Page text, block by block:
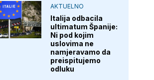
AKTUELNO
Italija odbacila
ultimatum Španije:
Ni pod kojim
uslovima ne
namjeravamo da
preispitujemo
odluku